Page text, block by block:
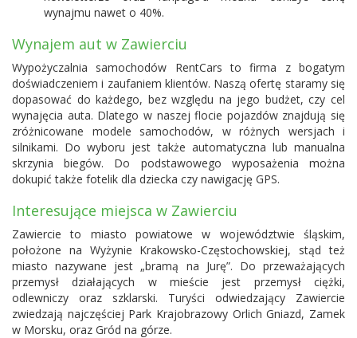
wynajmu nawet o 40%.
Wynajem aut w Zawierciu
Wypożyczalnia samochodów RentCars to firma z bogatym
doświadczeniem i zaufaniem klientów. Naszą ofertę staramy się
dopasować do każdego, bez względu na jego budżet, czy cel
wynajęcia auta. Dlatego w naszej flocie pojazdów znajdują się
zróżnicowane modele samochodów, w różnych wersjach i
silnikami. Do wyboru jest także automatyczna lub manualna
skrzynia biegów. Do podstawowego wyposażenia można
dokupić także fotelik dla dziecka czy nawigację GPS.
Interesujące miejsca w Zawierciu
Zawiercie to miasto powiatowe w województwie śląskim,
położone na Wyżynie Krakowsko-Częstochowskiej, stąd też
miasto nazywane jest „bramą na Jurę”. Do przeważających
przemysł działających w mieście jest przemysł ciężki,
odlewniczy oraz szklarski. Turyści odwiedzający Zawiercie
zwiedzają najczęściej Park Krajobrazowy Orlich Gniazd, Zamek
w Morsku, oraz Gród na górze.